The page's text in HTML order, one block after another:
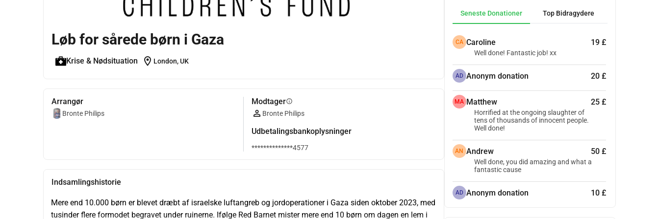
Løb for sårede børn i Gaza
Krise & Nødsituation location_on London, UK
Arrangør
Bronte Philips
Modtagerinfo
Bronte Philips
Udbetalingsbankoplysninger
**************4577
Indsamlingshistorie
Mere end 10.000 børn er blevet dræbt af israelske luftangreb og jordoperationer i Gaza siden oktober 2023, med
tusinder flere formodet begravet under ruinerne. Ifølge Red Barnet mister mere end 10 børn om dagen en lem i
Seneste Donationer Top Bidragydere
CA Caroline 19 £
Well done! Fantastic job! xx
AD Anonym donation 20 £
MA Matthew 25 £
Horrified at the ongoing slaughter of
tens of thousands of innocent people.
Well done!
AN Andrew 50 £
Well done, you did amazing and what a
fantastic cause
AD Anonym donation 10 £